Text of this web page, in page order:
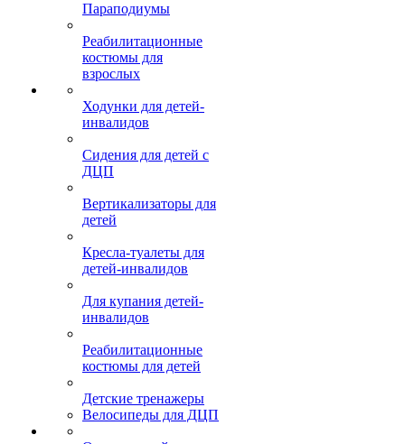
Параподиумы
Реабилитационные
костюмы для
взрослых
Ходунки для детей-
инвалидов
Сидения для детей с
ДЦП
Вертикализаторы для
детей
Кресла-туалеты для
детей-инвалидов
Для купания детей-
инвалидов
Реабилитационные
костюмы для детей
Детские тренажеры
Велосипеды для ДЦП